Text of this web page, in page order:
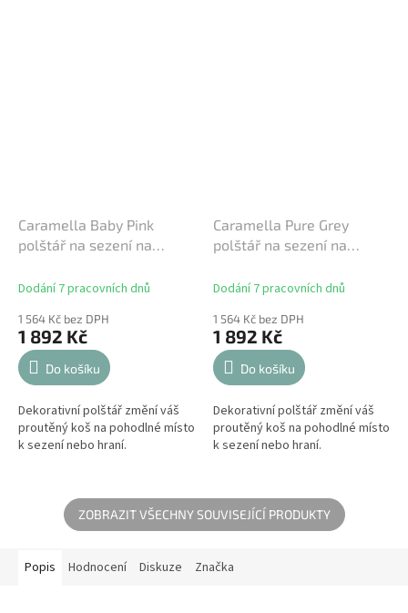
Caramella Baby Pink
polštář na sezení na
Dodání 7 pracovních dnů
1 564 Kč bez DPH
1 892 Kč
Do košíku
Dekorativní polštář změní váš
proutěný koš na pohodlné místo
k sezení nebo hraní.
Caramella Pure Grey
polštář na sezení na
Dodání 7 pracovních dnů
1 564 Kč bez DPH
1 892 Kč
Do košíku
Dekorativní polštář změní váš
proutěný koš na pohodlné místo
k sezení nebo hraní.
ZOBRAZIT VŠECHNY SOUVISEJÍCÍ PRODUKTY
Popis Hodnocení Diskuze Značka